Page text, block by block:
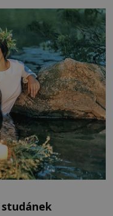
zhodnotí švadlena
vás, podívejte.“